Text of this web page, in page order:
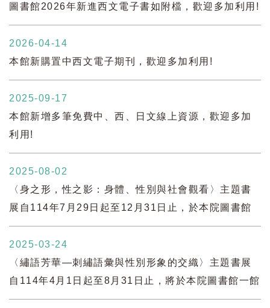
臨閱覽。
圖書館2026年新進西文電子書如附檔，歡迎多加利用!
2026-04-14
本館新購置中西文電子期刊，歡迎多加利用!
2025-09-17
本館新增多筆免費中、西、日文線上資源，歡迎多加
利用!
2025-08-02
〈身之形，性之影：身體、性別與社會觀看〉主題書
展自114年7月29日起至12月31日止，於本院圖書館
一館展出，歡迎蒞臨閱覽。
2025-03-24
〈繡語芳華—刺繡語彙與性別形象的交織〉主題書展
自114年4月1日起至8月31日止，將於本院圖書館一館
展出，歡迎蒞臨閱覽。